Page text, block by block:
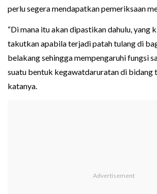
perlu segera mendapatkan pemeriksaan
“Di mana itu akan dipastikan dahulu, yang
takutkan apabila terjadi patah tulang di
belakang sehingga mempengaruhi fungsi
suatu bentuk kegawatdaruratan di bidang
katanya.